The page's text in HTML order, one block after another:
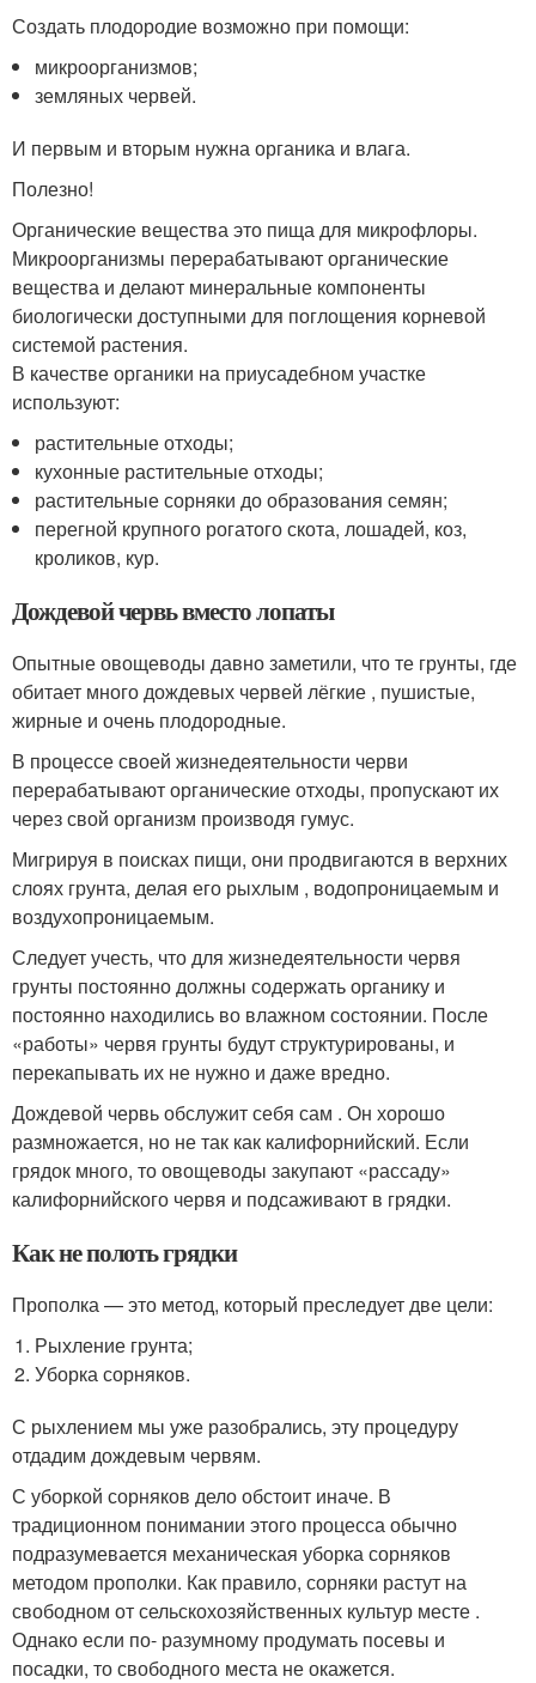
Создать плодородие возможно при помощи:
микроорганизмов;
земляных червей.
И первым и вторым нужна органика и влага.
Полезно!
Органические вещества это пища для микрофлоры.
Микроорганизмы перерабатывают органические
вещества и делают минеральные компоненты
биологически доступными для поглощения корневой
системой растения.
В качестве органики на приусадебном участке
используют:
растительные отходы;
кухонные растительные отходы;
растительные сорняки до образования семян;
перегной крупного рогатого скота, лошадей, коз,
кроликов, кур.
Дождевой червь вместо лопаты
Опытные овощеводы давно заметили, что те грунты, где
обитает много дождевых червей лёгкие , пушистые,
жирные и очень плодородные.
В процессе своей жизнедеятельности черви
перерабатывают органические отходы, пропускают их
через свой организм производя гумус.
Мигрируя в поисках пищи, они продвигаются в верхних
слоях грунта, делая его рыхлым , водопроницаемым и
воздухопроницаемым.
Следует учесть, что для жизнедеятельности червя
грунты постоянно должны содержать органику и
постоянно находились во влажном состоянии. После
«работы» червя грунты будут структурированы, и
перекапывать их не нужно и даже вредно.
Дождевой червь обслужит себя сам . Он хорошо
размножается, но не так как калифорнийский. Если
грядок много, то овощеводы закупают «рассаду»
калифорнийского червя и подсаживают в грядки.
Как не полоть грядки
Прополка — это метод, который преследует две цели:
Рыхление грунта;
Уборка сорняков.
С рыхлением мы уже разобрались, эту процедуру
отдадим дождевым червям.
С уборкой сорняков дело обстоит иначе. В
традиционном понимании этого процесса обычно
подразумевается механическая уборка сорняков
методом прополки. Как правило, сорняки растут на
свободном от сельскохозяйственных культур месте .
Однако если по- разумному продумать посевы и
посадки, то свободного места не окажется.